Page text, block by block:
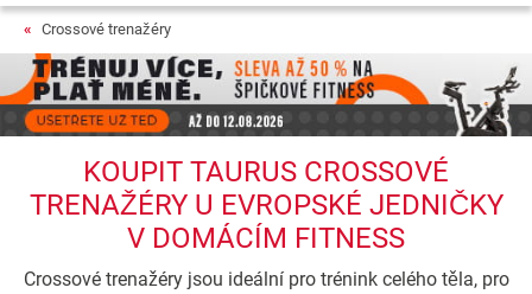
Crossové trenažéry
KOUPIT TAURUS CROSSOVÉ
TRENAŽÉRY U EVROPSKÉ JEDNIČKY
V DOMÁCÍM FITNESS
Crossové trenažéry jsou ideální pro trénink celého těla, pro